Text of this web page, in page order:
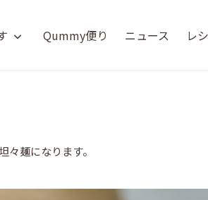
Qummy便り ニュース レ
麺になります。